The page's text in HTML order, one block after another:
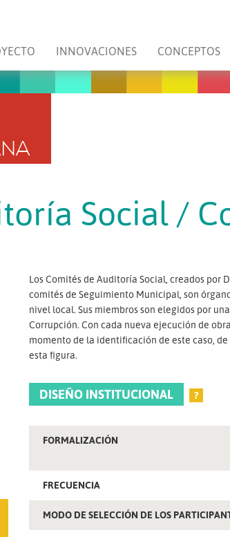
INNOVACIONES CONCEPTOS
Social /
Los Comités de Auditoría Social, creados por
comités de Seguimiento Municipal, son
nivel local. Sus miembros son elegidos por
Corrupción. Con cada nueva ejecución de
momento de la identificación de este caso,
esta figura.
DISEÑO INSTITUCIONAL ?
FORMALIZACIÓN
FRECUENCIA
MODO DE SELECCIÓN DE LOS